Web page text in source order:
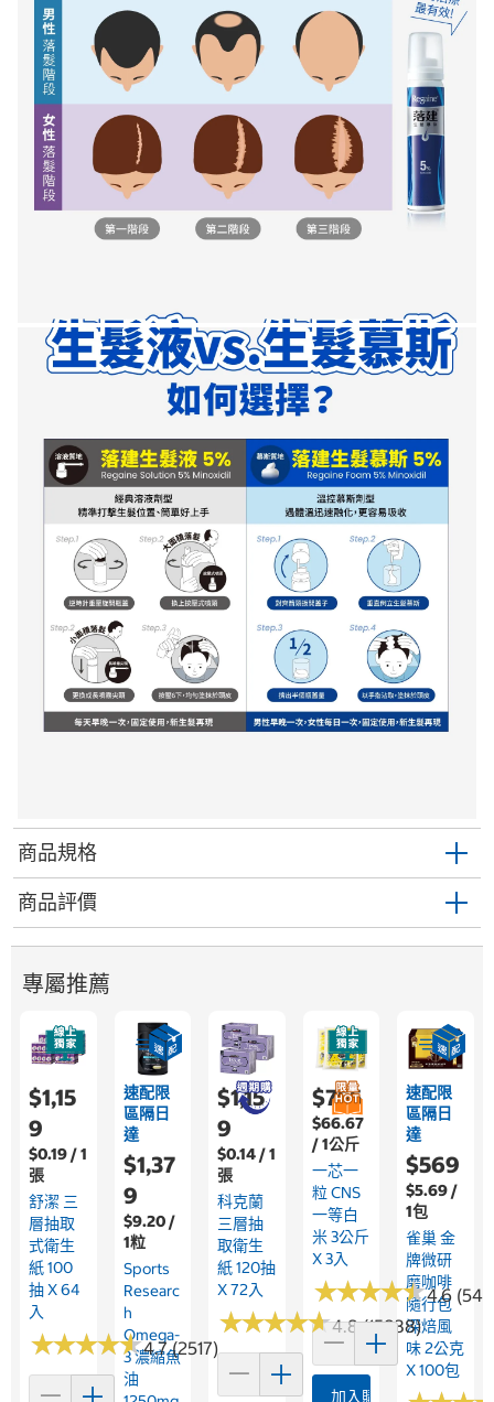
商品規格
商品評價
專屬推薦
$1,15
9
$0.19 / 1
張
舒潔 三
層抽取
式衛生
紙 100
抽 X 64
入
★★★★★
★★★★★4.7 (2517)
速配限
區隔日
達
$1,37
9
$9.20 /
1粒
Sports
Researc
H
Omega-
3 濃縮魚
油
$1,15
9
$0.14 / 1
張
科克蘭
三層抽
取衛生
紙 120抽
X 72入
★★★★★
★★★★★4.8 (15838)
$755
$66.67
/ 1公斤
一芯一
粒 CNS
一等白
米 3公斤
X 3入
★★★★★
★★★★★4.6
加入購物車
速配限
區隔日
達
$569
$5.69 /
1包
雀巢 金
牌微研
磨咖啡
隨行包
深焙風
味 2公克
X 100包